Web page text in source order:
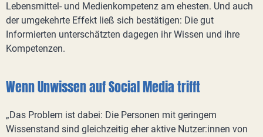
Lebensmittel- und Medienkompetenz am ehesten. Und auch
der umgekehrte Effekt ließ sich bestätigen: Die gut
Informierten unterschätzten dagegen ihr Wissen und ihre
Kompetenzen.
Wenn Unwissen auf Social Media trifft
„Das Problem ist dabei: Die Personen mit geringem
Wissenstand sind gleichzeitig eher aktive Nutzer:innen von